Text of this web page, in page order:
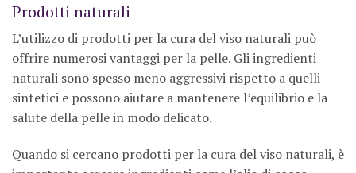
Prodotti naturali
L’utilizzo di prodotti per la cura del viso naturali può
offrire numerosi vantaggi per la pelle. Gli ingredienti
naturali sono spesso meno aggressivi rispetto a quelli
sintetici e possono aiutare a mantenere l’equilibrio e la
salute della pelle in modo delicato.
Quando si cercano prodotti per la cura del viso naturali, è